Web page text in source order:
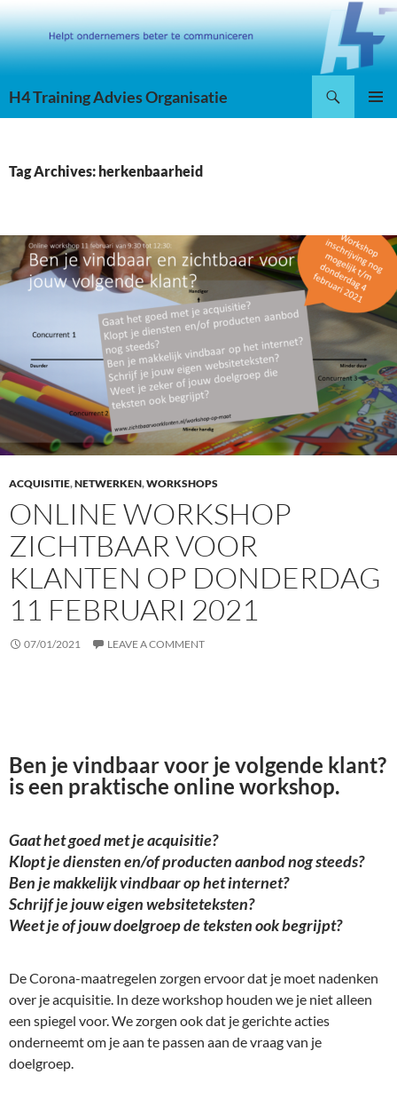
Skip
to
content
H4 Training Advies Organisatie
Tag Archives: herkenbaarheid
ACQUISITIE,NETWERKEN,WORKSHOPS
ONLINE WORKSHOP
ZICHTBAAR VOOR
KLANTEN OP DONDERDAG
11 FEBRUARI 2021
07/01/2021 LEAVE A COMMENT
Ben je vindbaar voor je volgende klant?
is een praktische online workshop.
Gaat het goed met je acquisitie?
Klopt je diensten en/of producten aanbod nog steeds?
Ben je makkelijk vindbaar op het internet?
Schrijf je jouw eigen websiteteksten?
Weet je of jouw doelgroep de teksten ook begrijpt?
De Corona-maatregelen zorgen ervoor dat je moet nadenken
over je acquisitie. In deze workshop houden we je niet alleen
een spiegel voor. We zorgen ook dat je gerichte acties
onderneemt om je aan te passen aan de vraag van je
doelgroep.